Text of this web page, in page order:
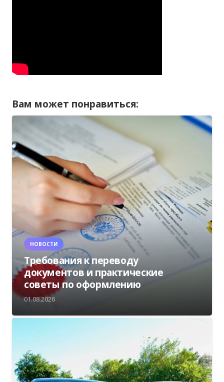
Вам может понравиться:
НОВОСТИ
Требования к переводу
документов и практические
советы по оформлению
01.08.2026